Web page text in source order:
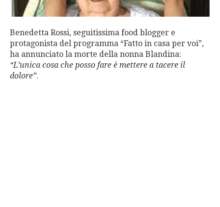
Benedetta Rossi, seguitissima food blogger e
protagonista del programma “Fatto in casa per voi”,
ha annunciato la morte della nonna Blandina:
“L’unica cosa che posso fare è mettere a tacere il
dolore”.